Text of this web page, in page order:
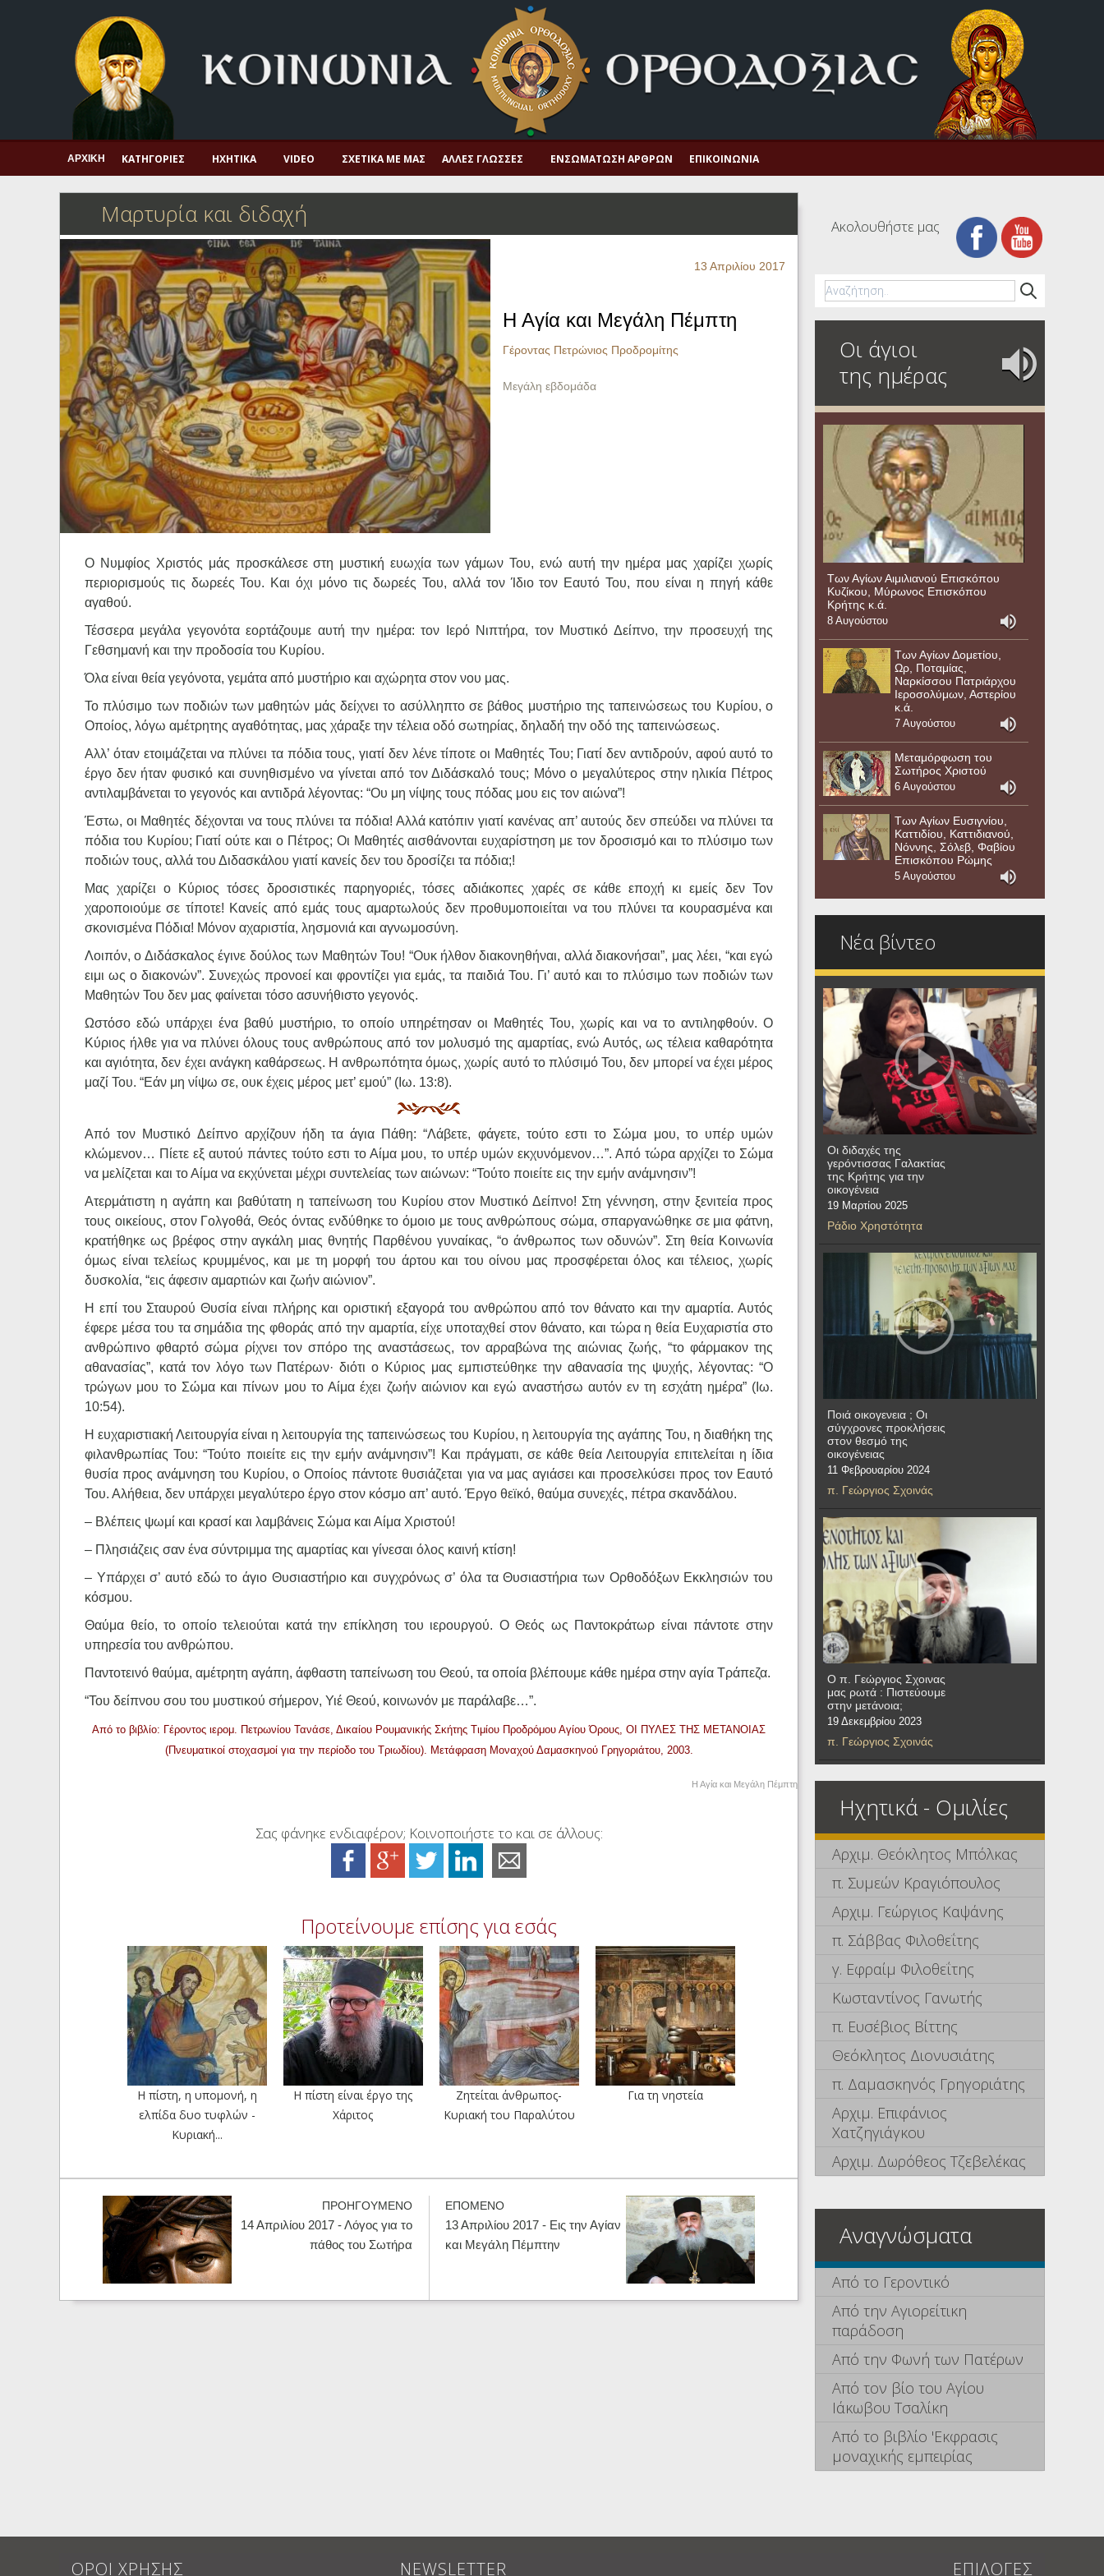
Πνευματική ζωή
Μαρτυρία και διδαχή
Λατρεία και προσευχή
Αγιολόγιο – Εορτολόγιο
Η πίστη στην εποχή μας
Ορθόδοξη οικογένεια
Ορθόδοξο προσκυνητάριο
Σκέψεις-προβληματισμοί
ΑΡΧΙΚΉ ΚΑΤΗΓΟΡΊΕΣ ΗΧΗΤΙΚΆ VIDEO ΣΧΕΤΙΚΆ ΜΕ ΜΑΣ ΆΛΛΕΣ ΓΛΏΣΣΕΣ ΕΝΣΩΜΆΤΩΣΗ ΆΡΘΡΩΝ ΕΠΙΚΟΙΝΩΝΊΑ
Μαρτυρία και διδαχή
13 Απριλίου 2017
Η Αγία και Μεγάλη Πέμπτη
Γέροντας Πετρώνιος Προδρομίτης
Μεγάλη εβδομάδα
Ο Νυμφίος Χριστός μάς προσκάλεσε στη μυστική ευωχία των γάμων Του, ενώ αυτή την ημέρα μας χαρίζει χωρίς
περιορισμούς τις δωρεές Του. Και όχι μόνο τις δωρεές Του, αλλά τον Ίδιο τον Εαυτό Του, που είναι η πηγή κάθε
αγαθού.
Τέσσερα μεγάλα γεγονότα εορτάζουμε αυτή την ημέρα: τον Ιερό Νιπτήρα, τον Μυστικό Δείπνο, την προσευχή της
Γεθσημανή και την προδοσία του Κυρίου.
Όλα είναι θεία γεγόνοτα, γεμάτα από μυστήριο και αχώρητα στον νου μας.
Το πλύσιμο των ποδιών των μαθητών μάς δείχνει το ασύλληπτο σε βάθος μυστήριο της ταπεινώσεως του Κυρίου, ο
Οποίος, λόγω αμέτρητης αγαθότητας, μας χάραξε την τέλεια οδό σωτηρίας, δηλαδή την οδό της ταπεινώσεως.
Αλλ’ όταν ετοιμάζεται να πλύνει τα πόδια τους, γιατί δεν λένε τίποτε οι Μαθητές Του; Γιατί δεν αντιδρούν, αφού αυτό το
έργο δεν ήταν φυσικό και συνηθισμένο να γίνεται από τον Διδάσκαλό τους; Μόνο ο μεγαλύτερος στην ηλικία Πέτρος
αντιλαμβάνεται το γεγονός και αντιδρά λέγοντας: “Ου μη νίψης τους πόδας μου εις τον αιώνα”!
Έστω, οι Μαθητές δέχονται να τους πλύνει τα πόδια! Αλλά κατόπιν γιατί κανένας απ’ αυτούς δεν σπεύδει να πλύνει τα
πόδια του Κυρίου; Γιατί ούτε και ο Πέτρος; Οι Μαθητές αισθάνονται ευχαρίστηση με τον δροσισμό και το πλύσιμο των
ποδιών τους, αλλά του Διδασκάλου γιατί κανείς δεν του δροσίζει τα πόδια;!
Μας χαρίζει ο Κύριος τόσες δροσιστικές παρηγοριές, τόσες αδιάκοπες χαρές σε κάθε εποχή κι εμείς δεν Τον
χαροποιούμε σε τίποτε! Κανείς από εμάς τους αμαρτωλούς δεν προθυμοποιείται να του πλύνει τα κουρασμένα και
σκονισμένα Πόδια! Μόνον αχαριστία, λησμονιά και αγνωμοσύνη.
Λοιπόν, ο Διδάσκαλος έγινε δούλος των Μαθητών Του! “Ουκ ήλθον διακονηθήναι, αλλά διακονήσαι”, μας λέει, “και εγώ
ειμι ως ο διακονών”. Συνεχώς προνοεί και φροντίζει για εμάς, τα παιδιά Του. Γι’ αυτό και το πλύσιμο των ποδιών των
Μαθητών Του δεν μας φαίνεται τόσο ασυνήθιστο γεγονός.
Ωστόσο εδώ υπάρχει ένα βαθύ μυστήριο, το οποίο υπηρέτησαν οι Μαθητές Του, χωρίς και να το αντιληφθούν. Ο
Κύριος ήλθε για να πλύνει όλους τους ανθρώπους από τον μολυσμό της αμαρτίας, ενώ Αυτός, ως τέλεια καθαρότητα
και αγιότητα, δεν έχει ανάγκη καθάρσεως. Η ανθρωπότητα όμως, χωρίς αυτό το πλύσιμό Του, δεν μπορεί να έχει μέρος
μαζί Του. “Εάν μη νίψω σε, ουκ έχεις μέρος μετ’ εμού” (Ιω. 13:8).
Από τον Μυστικό Δείπνο αρχίζουν ήδη τα άγια Πάθη: “Λάβετε, φάγετε, τούτο εστι το Σώμα μου, το υπέρ υμών
κλώμενον… Πίετε εξ αυτού πάντες τούτο εστι το Αίμα μου, το υπέρ υμών εκχυνόμενον…”. Από τώρα αρχίζει το Σώμα
να μελίζεται και το Αίμα να εκχύνεται μέχρι συντελείας των αιώνων: “Τούτο ποιείτε εις την εμήν ανάμνησιν”!
Ατερμάτιστη η αγάπη και βαθύτατη η ταπείνωση του Κυρίου στον Μυστικό Δείπνο! Στη γέννηση, στην ξενιτεία προς
τους οικείους, στον Γολγοθά, Θεός όντας ενδύθηκε το όμοιο με τους ανθρώπους σώμα, σπαργανώθηκε σε μια φάτνη,
κρατήθηκε ως βρέφος στην αγκάλη μιας θνητής Παρθένου γυναίκας, “ο άνθρωπος των οδυνών”. Στη θεία Κοινωνία
όμως είναι τελείως κρυμμένος, και με τη μορφή του άρτου και του οίνου μας προσφέρεται όλος και τέλειος, χωρίς
δυσκολία, “εις άφεσιν αμαρτιών και ζωήν αιώνιον”.
Η επί του Σταυρού Θυσία είναι πλήρης και οριστική εξαγορά του ανθρώπου από τον θάνατο και την αμαρτία. Αυτός
έφερε μέσα του τα σημάδια της φθοράς από την αμαρτία, είχε υποταχθεί στον θάνατο, και τώρα η θεία Ευχαριστία στο
ανθρώπινο φθαρτό σώμα ρίχνει τον σπόρο της αναστάσεως, τον αρραβώνα της αιώνιας ζωής, “το φάρμακον της
αθανασίας”, κατά τον λόγο των Πατέρων· διότι ο Κύριος μας εμπιστεύθηκε την αθανασία της ψυχής, λέγοντας: “Ο
τρώγων μου το Σώμα και πίνων μου το Αίμα έχει ζωήν αιώνιον και εγώ αναστήσω αυτόν εν τη εσχάτη ημέρα” (Ιω.
10:54).
Η ευχαριστιακή Λειτουργία είναι η λειτουργία της ταπεινώσεως του Κυρίου, η λειτουργία της αγάπης Του, η διαθήκη της
φιλανθρωπίας Του: “Τούτο ποιείτε εις την εμήν ανάμνησιν”! Και πράγματι, σε κάθε θεία Λειτουργία επιτελείται η ίδια
θυσία προς ανάμνηση του Κυρίου, ο Οποίος πάντοτε θυσιάζεται για να μας αγιάσει και προσελκύσει προς τον Εαυτό
Του. Αλήθεια, δεν υπάρχει μεγαλύτερο έργο στον κόσμο απ’ αυτό. Έργο θεϊκό, θαύμα συνεχές, πέτρα σκανδάλου.
– Βλέπεις ψωμί και κρασί και λαμβάνεις Σώμα και Αίμα Χριστού!
– Πλησιάζεις σαν ένα σύντριμμα της αμαρτίας και γίνεσαι όλος καινή κτίση!
– Υπάρχει σ’ αυτό εδώ το άγιο Θυσιαστήριο και συγχρόνως σ’ όλα τα Θυσιαστήρια των Ορθοδόξων Εκκλησιών του
κόσμου.
Θαύμα θείο, το οποίο τελειούται κατά την επίκληση του ιερουργού. Ο Θεός ως Παντοκράτωρ είναι πάντοτε στην
υπηρεσία του ανθρώπου.
Παντοτεινό θαύμα, αμέτρητη αγάπη, άφθαστη ταπείνωση του Θεού, τα οποία βλέπουμε κάθε ημέρα στην αγία Τράπεζα.
“Του δείπνου σου του μυστικού σήμερον, Υιέ Θεού, κοινωνόν με παράλαβε…”.
Από το βιβλίο: Γέροντος ιερομ. Πετρωνίου Τανάσε, Δικαίου Ρουμανικής Σκήτης Τιμίου Προδρόμου Αγίου Όρους, ΟΙ ΠΥΛΕΣ ΤΗΣ ΜΕΤΑΝΟΙΑΣ
(Πνευματικοί στοχασμοί για την περίοδο του Τριωδίου). Μετάφραση Μοναχού Δαμασκηνού Γρηγοριάτου, 2003.
Η Αγία και Μεγάλη Πέμπτη
Σας φάνηκε ενδιαφέρον; Κοινοποιήστε το και σε άλλους:
Προτείνουμε επίσης για εσάς
Η πίστη, η υπομονή, η
ελπίδα δυο τυφλών -
Κυριακή...
Η πίστη είναι έργο της
Χάριτος
Ζητείται άνθρωπος-
Κυριακή του Παραλύτου
Για τη νηστεία
ΠΡΟΗΓΟΥΜΕΝΟ
14 Απριλίου 2017 - Λόγος για το
πάθος του Σωτήρα
ΕΠΟΜΕΝΟ
13 Απριλίου 2017 - Εις την Αγίαν
και Μεγάλη Πέμπτην
Ακολουθήστε μας
Οι άγιοι
της ημέρας
Των Αγίων Αιμιλιανού Επισκόπου
Κυζίκου, Μύρωνος Επισκόπου
Κρήτης κ.ά.
8 Αυγούστου
Των Αγίων Δομετίου,
Ωρ, Ποταμίας,
Ναρκίσσου Πατριάρχου
Ιεροσολύμων, Αστερίου
κ.ά.
7 Αυγούστου
Μεταμόρφωση του
Σωτήρος Χριστού
6 Αυγούστου
Των Αγίων Ευσιγνίου,
Καττιδίου, Καττιδιανού,
Νόννης, Σόλεβ, Φαβίου
Επισκόπου Ρώμης
5 Αυγούστου
Νέα βίντεο
Οι διδαχές της
γερόντισσας Γαλακτίας
της Κρήτης για την
οικογένεια
19 Μαρτίου 2025
Ράδιο Χρηστότητα
Ποιά οικογενεια ; Οι
σύγχρονες προκλήσεις
στον θεσμό της
οικογένειας
11 Φεβρουαρίου 2024
π. Γεώργιος Σχοινάς
Ο π. Γεώργιος Σχοινας
μας ρωτά : Πιστεύουμε
στην μετάνοια;
19 Δεκεμβρίου 2023
π. Γεώργιος Σχοινάς
Ηχητικά - Ομιλίες
Αρχιμ. Θεόκλητος Μπόλκας
π. Συμεών Κραγιόπουλος
Αρχιμ. Γεώργιος Καψάνης
π. Σάββας Φιλοθεΐτης
γ. Εφραίμ Φιλοθεΐτης
Κωσταντίνος Γανωτής
π. Ευσέβιος Βίττης
Θεόκλητος Διονυσιάτης
π. Δαμασκηνός Γρηγοριάτης
Αρχιμ. Επιφάνιος
Χατζηγιάγκου
Αρχιμ. Δωρόθεος Τζεβελέκας
Αναγνώσματα
Από το Γεροντικό
Από την Αγιορείτικη
παράδοση
Από την Φωνή των Πατέρων
Από τον βίο του Αγίου
Ιάκωβου Τσαλίκη
Από το βιβλίο 'Εκφρασις
μοναχικής εμπειρίας
ΟΡΟΙ ΧΡΗΣΗΣ NEWSLETTER ΕΠΙΛΟΓΕΣ